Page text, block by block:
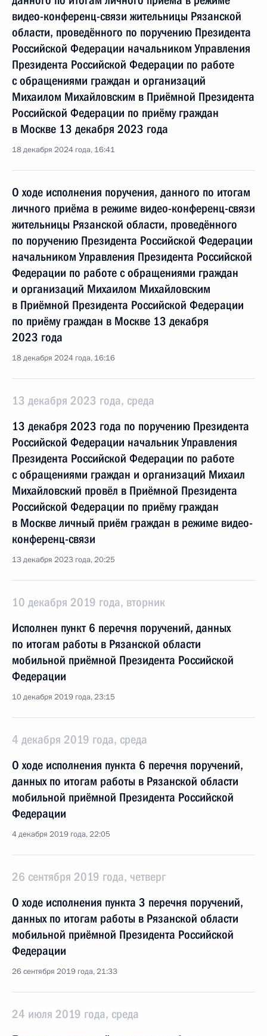
видео-конференц-связи жительницы Рязанской
области, проведённого по поручению Президента
Российской Федерации начальником Управления
Президента Российской Федерации по работе
с обращениями граждан и организаций
Михаилом Михайловским в Приёмной Президента
Российской Федерации по приёму граждан
в Москве 13 декабря 2023 года
18 декабря 2024 года, 16:41
О ходе исполнения поручения, данного по итогам
личного приёма в режиме видео-конференц-связи
жительницы Рязанской области, проведённого
по поручению Президента Российской Федерации
начальником Управления Президента Российской
Федерации по работе с обращениями граждан
и организаций Михаилом Михайловским
в Приёмной Президента Российской Федерации
по приёму граждан в Москве 13 декабря
2023 года
18 декабря 2024 года, 16:16
13 декабря 2023 года, среда
13 декабря 2023 года по поручению Президента
Российской Федерации начальник Управления
Президента Российской Федерации по работе
с обращениями граждан и организаций Михаил
Михайловский провёл в Приёмной Президента
Российской Федерации по приёму граждан
в Москве личный приём граждан в режиме видео-
конференц-связи
13 декабря 2023 года, 20:25
10 декабря 2019 года, вторник
Исполнен пункт 6 перечня поручений, данных
по итогам работы в Рязанской области
мобильной приёмной Президента Российской
Федерации
10 декабря 2019 года, 23:15
4 декабря 2019 года, среда
О ходе исполнения пункта 6 перечня поручений,
данных по итогам работы в Рязанской области
мобильной приёмной Президента Российской
Федерации
4 декабря 2019 года, 22:05
26 сентября 2019 года, четверг
О ходе исполнения пункта 3 перечня поручений,
данных по итогам работы в Рязанской области
мобильной приёмной Президента Российской
Федерации
26 сентября 2019 года, 21:33
24 июля 2019 года, среда